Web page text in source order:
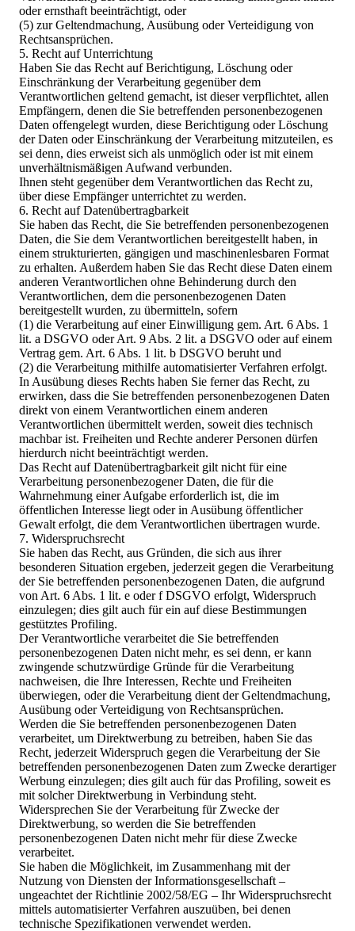
oder ernsthaft beeinträchtigt, oder
(5) zur Geltendmachung, Ausübung oder Verteidigung von
Rechtsansprüchen.
5. Recht auf Unterrichtung
Haben Sie das Recht auf Berichtigung, Löschung oder
Einschränkung der Verarbeitung gegenüber dem
Verantwortlichen geltend gemacht, ist dieser verpflichtet, allen
Empfängern, denen die Sie betreffenden personenbezogenen
Daten offengelegt wurden, diese Berichtigung oder Löschung
der Daten oder Einschränkung der Verarbeitung mitzuteilen, es
sei denn, dies erweist sich als unmöglich oder ist mit einem
unverhältnismäßigen Aufwand verbunden.
Ihnen steht gegenüber dem Verantwortlichen das Recht zu,
über diese Empfänger unterrichtet zu werden.
6. Recht auf Datenübertragbarkeit
Sie haben das Recht, die Sie betreffenden personenbezogenen
Daten, die Sie dem Verantwortlichen bereitgestellt haben, in
einem strukturierten, gängigen und maschinenlesbaren Format
zu erhalten. Außerdem haben Sie das Recht diese Daten einem
anderen Verantwortlichen ohne Behinderung durch den
Verantwortlichen, dem die personenbezogenen Daten
bereitgestellt wurden, zu übermitteln, sofern
(1) die Verarbeitung auf einer Einwilligung gem. Art. 6 Abs. 1
lit. a DSGVO oder Art. 9 Abs. 2 lit. a DSGVO oder auf einem
Vertrag gem. Art. 6 Abs. 1 lit. b DSGVO beruht und
(2) die Verarbeitung mithilfe automatisierter Verfahren erfolgt.
In Ausübung dieses Rechts haben Sie ferner das Recht, zu
erwirken, dass die Sie betreffenden personenbezogenen Daten
direkt von einem Verantwortlichen einem anderen
Verantwortlichen übermittelt werden, soweit dies technisch
machbar ist. Freiheiten und Rechte anderer Personen dürfen
hierdurch nicht beeinträchtigt werden.
Das Recht auf Datenübertragbarkeit gilt nicht für eine
Verarbeitung personenbezogener Daten, die für die
Wahrnehmung einer Aufgabe erforderlich ist, die im
öffentlichen Interesse liegt oder in Ausübung öffentlicher
Gewalt erfolgt, die dem Verantwortlichen übertragen wurde.
7. Widerspruchsrecht
Sie haben das Recht, aus Gründen, die sich aus ihrer
besonderen Situation ergeben, jederzeit gegen die Verarbeitung
der Sie betreffenden personenbezogenen Daten, die aufgrund
von Art. 6 Abs. 1 lit. e oder f DSGVO erfolgt, Widerspruch
einzulegen; dies gilt auch für ein auf diese Bestimmungen
gestütztes Profiling.
Der Verantwortliche verarbeitet die Sie betreffenden
personenbezogenen Daten nicht mehr, es sei denn, er kann
zwingende schutzwürdige Gründe für die Verarbeitung
nachweisen, die Ihre Interessen, Rechte und Freiheiten
überwiegen, oder die Verarbeitung dient der Geltendmachung,
Ausübung oder Verteidigung von Rechtsansprüchen.
Werden die Sie betreffenden personenbezogenen Daten
verarbeitet, um Direktwerbung zu betreiben, haben Sie das
Recht, jederzeit Widerspruch gegen die Verarbeitung der Sie
betreffenden personenbezogenen Daten zum Zwecke derartiger
Werbung einzulegen; dies gilt auch für das Profiling, soweit es
mit solcher Direktwerbung in Verbindung steht.
Widersprechen Sie der Verarbeitung für Zwecke der
Direktwerbung, so werden die Sie betreffenden
personenbezogenen Daten nicht mehr für diese Zwecke
verarbeitet.
Sie haben die Möglichkeit, im Zusammenhang mit der
Nutzung von Diensten der Informationsgesellschaft –
ungeachtet der Richtlinie 2002/58/EG – Ihr Widerspruchsrecht
mittels automatisierter Verfahren auszuüben, bei denen
technische Spezifikationen verwendet werden.